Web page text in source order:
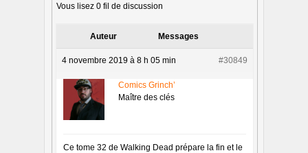
Vous lisez 0 fil de discussion
Auteur Messages
4 novembre 2019 à 8 h 05 min #30849
Comics Grinch’
Maître des clés
Ce tome 32 de Walking Dead prépare la fin et le